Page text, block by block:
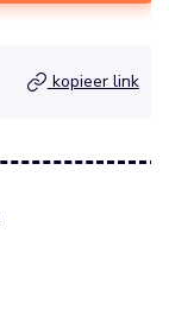
kopieer link